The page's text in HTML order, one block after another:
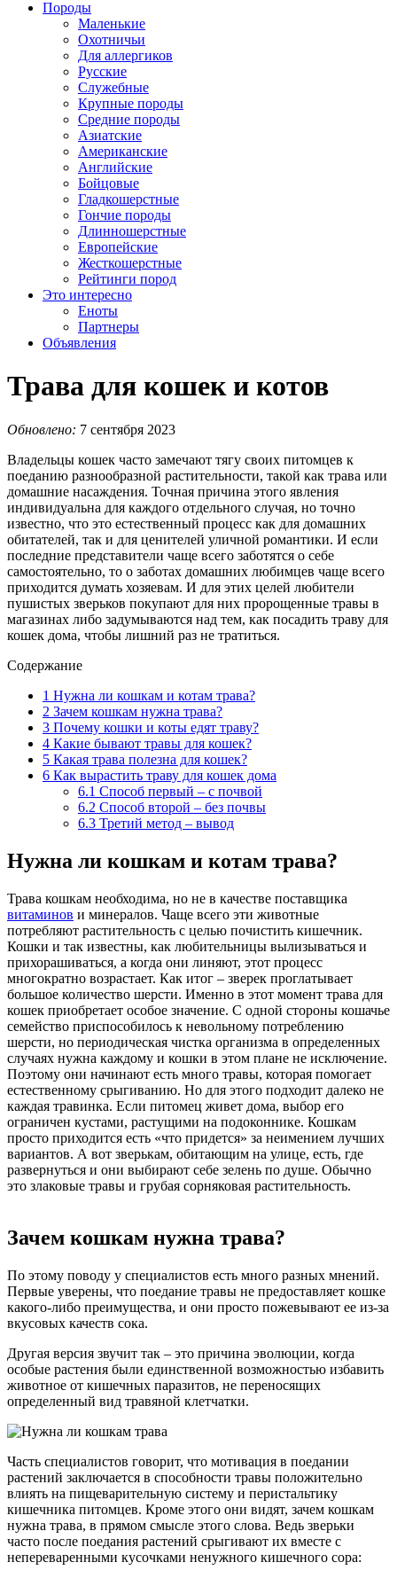
Породы
Маленькие
Охотничьи
Для аллергиков
Русские
Служебные
Крупные породы
Средние породы
Азиатские
Американские
Английские
Бойцовые
Гладкошерстные
Гончие породы
Длинношерстные
Европейские
Жесткошерстные
Рейтинги пород
Это интересно
Еноты
Партнеры
Объявления
Трава для кошек и котов
Обновлено: 7 сентября 2023
Владельцы кошек часто замечают тягу своих питомцев к
поеданию разнообразной растительности, такой как трава или
домашние насаждения. Точная причина этого явления
индивидуальна для каждого отдельного случая, но точно
известно, что это естественный процесс как для домашних
обитателей, так и для ценителей уличной романтики. И если
последние представители чаще всего заботятся о себе
самостоятельно, то о заботах домашних любимцев чаще всего
приходится думать хозяевам. И для этих целей любители
пушистых зверьков покупают для них пророщенные травы в
магазинах либо задумываются над тем, как посадить траву для
кошек дома, чтобы лишний раз не тратиться.
Содержание
1 Нужна ли кошкам и котам трава?
2 Зачем кошкам нужна трава?
3 Почему кошки и коты едят траву?
4 Какие бывают травы для кошек?
5 Какая трава полезна для кошек?
6 Как вырастить траву для кошек дома
6.1 Способ первый – с почвой
6.2 Способ второй – без почвы
6.3 Третий метод – вывод
Нужна ли кошкам и котам трава?
Трава кошкам необходима, но не в качестве поставщика
витаминов и минералов. Чаще всего эти животные
потребляют растительность с целью почистить кишечник.
Кошки и так известны, как любительницы вылизываться и
прихорашиваться, а когда они линяют, этот процесс
многократно возрастает. Как итог – зверек проглатывает
большое количество шерсти. Именно в этот момент трава для
кошек приобретает особое значение. С одной стороны кошачье
семейство приспособилось к невольному потреблению
шерсти, но периодическая чистка организма в определенных
случаях нужна каждому и кошки в этом плане не исключение.
Поэтому они начинают есть много травы, которая помогает
естественному срыгиванию. Но для этого подходит далеко не
каждая травинка. Если питомец живет дома, выбор его
ограничен кустами, растущими на подоконнике. Кошкам
просто приходится есть «что придется» за неимением лучших
вариантов. А вот зверькам, обитающим на улице, есть, где
развернуться и они выбирают себе зелень по душе. Обычно
это злаковые травы и грубая сорняковая растительность.
Зачем кошкам нужна трава?
По этому поводу у специалистов есть много разных мнений.
Первые уверены, что поедание травы не предоставляет кошке
какого-либо преимущества, и они просто пожевывают ее из-за
вкусовых качеств сока.
Другая версия звучит так – это причина эволюции, когда
особые растения были единственной возможностью избавить
животное от кишечных паразитов, не переносящих
определенный вид травяной клетчатки.
Часть специалистов говорит, что мотивация в поедании
растений заключается в способности травы положительно
влиять на пищеварительную систему и перистальтику
кишечника питомцев. Кроме этого они видят, зачем кошкам
нужна трава, в прямом смысле этого слова. Ведь зверьки
часто после поедания растений срыгивают их вместе с
непереваренными кусочками ненужного кишечного сора: